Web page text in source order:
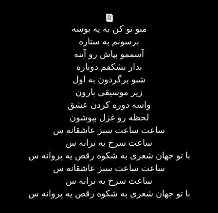
منو نو کن به یه بوسه
برسونم به ستاره
آسممو بپاش رو آینه
بذار بشکفم دوباره
شبو برگردون به اول
زیر موسیقی بارون
واسه دوره کردن عشق
لحظه رو غزل بپوشون
ساعت ساعت سبز عاشقانه س
ساعت سرخ یه ترانه س
با تو جهان شعری به شکوه رقص یه پروانه س
ساعت ساعت سبز عاشقانه س
ساعت سرخ یه ترانه س
با تو جهان شعری به شکوه رقص یه پروانه س